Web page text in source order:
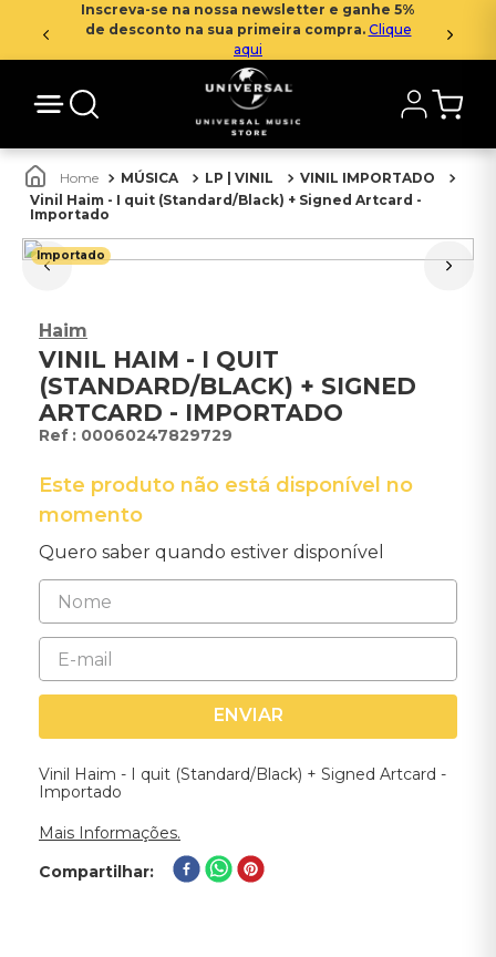
Inscreva-se na nossa newsletter e ganhe 5%
de desconto na sua primeira compra. Clique
aqui
MÚSICA LP | VINIL
VINIL IMPORTADO
Vinil Haim - I quit (Standard/Black) + Signed Artcard -
Importado
Importado
Haim
VINIL HAIM - I QUIT
(STANDARD/BLACK) + SIGNED
ARTCARD - IMPORTADO
: 00060247829729
Este produto não está disponível no
momento
Quero saber quando estiver disponível
ENVIAR
Vinil Haim - I quit (Standard/Black) + Signed Artcard -
Importado
Mais Informações.
Compartilhar